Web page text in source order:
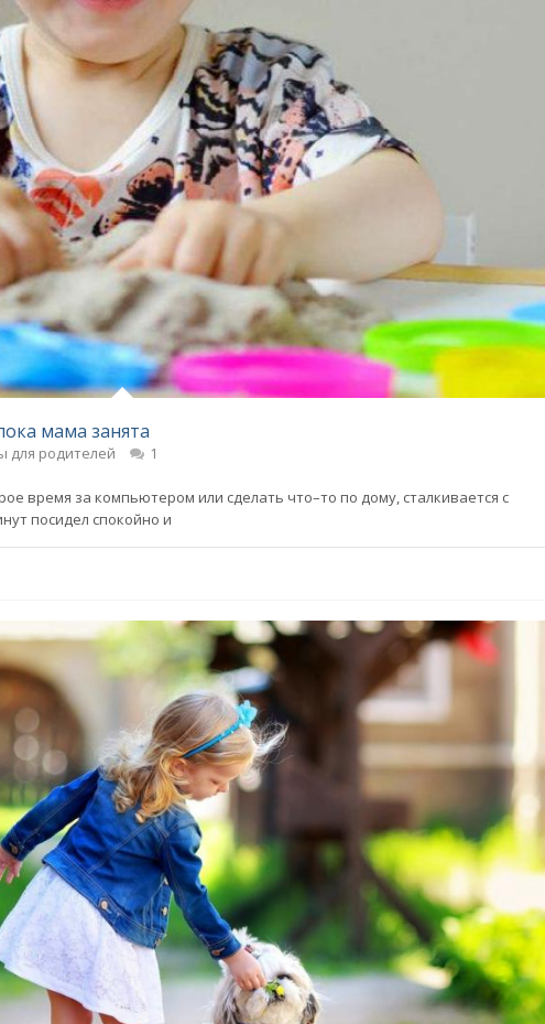
мама занята
для родителей 1
время за компьютером или сделать что–то по дому, сталкивается с
посидел спокойно и